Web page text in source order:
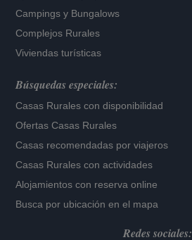
Campings y Bungalows
Complejos Rurales
Viviendas turísticas
Búsquedas especiales:
Casas Rurales con disponibilidad
Ofertas Casas Rurales
Casas recomendadas por viajeros
Casas Rurales con actividades
Alojamientos con reserva online
Busca por ubicación en el mapa
Redes sociales: